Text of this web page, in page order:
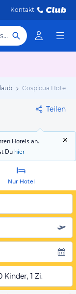
Kontakt
Hotel, Reiseziel
Cospicua Hotels
Teilen
Hotels an.
Du hier
Nur Hotel
Kinder, 1 Zi.